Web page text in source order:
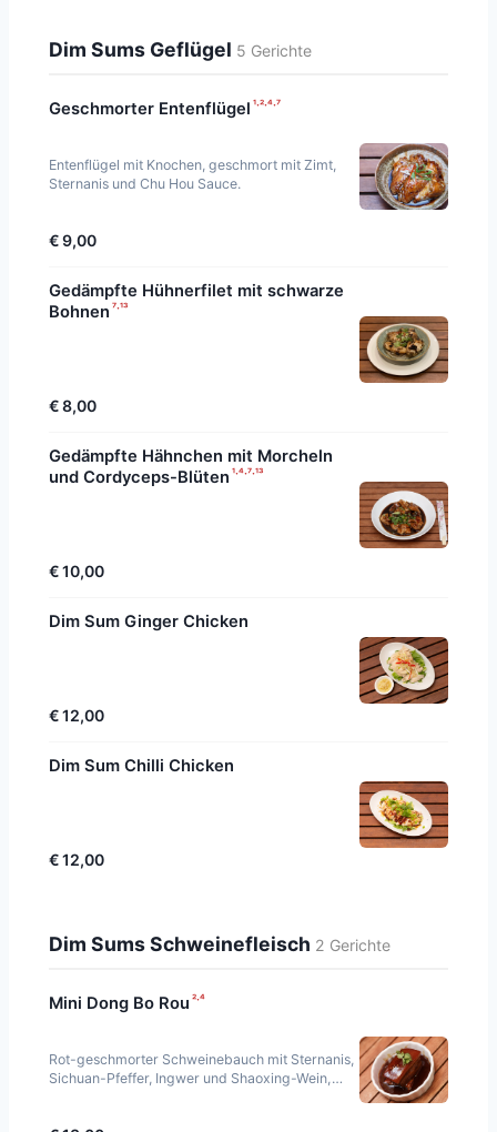
Dim Sums Geflügel 5 Gerichte
Geschmorter Entenflügel ¹·²·⁴·⁷
Entenflügel mit Knochen, geschmort mit Zimt,
Sternanis und Chu Hou Sauce.
€ 9,00
Gedämpfte Hühnerfilet mit schwarze
Bohnen ⁷·¹³
€ 8,00
Gedämpfte Hähnchen mit Morcheln
und Cordyceps-Blüten ¹·⁴·⁷·¹³
€ 10,00
Dim Sum Ginger Chicken
€ 12,00
Dim Sum Chilli Chicken
€ 12,00
Dim Sums Schweinefleisch 2 Gerichte
Mini Dong Bo Rou ²·⁴
Rot-geschmorter Schweinebauch mit Sternanis,
Sichuan-Pfeffer, Ingwer und Shaoxing-Wein,